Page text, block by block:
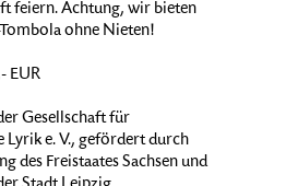
feiern. Achtung, wir bieten
ohne Nieten!
EUR
Gesellschaft für
Lyrik e. V., gefördert durch
des Freistaates Sachsen und